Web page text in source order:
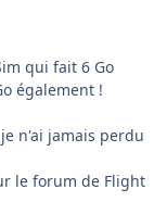
qui fait 6 Go
également !
je n'ai jamais perdu
le forum de Flight